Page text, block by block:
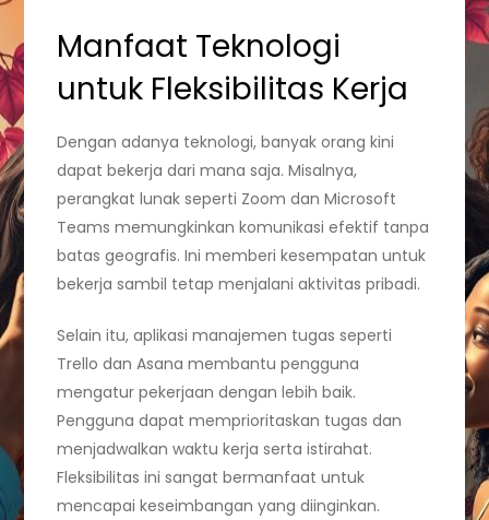
Manfaat Teknologi
untuk Fleksibilitas Kerja
Dengan adanya teknologi, banyak orang kini
dapat bekerja dari mana saja. Misalnya,
perangkat lunak seperti Zoom dan Microsoft
Teams memungkinkan komunikasi efektif tanpa
batas geografis. Ini memberi kesempatan untuk
bekerja sambil tetap menjalani aktivitas pribadi.
Selain itu, aplikasi manajemen tugas seperti
Trello dan Asana membantu pengguna
mengatur pekerjaan dengan lebih baik.
Pengguna dapat memprioritaskan tugas dan
menjadwalkan waktu kerja serta istirahat.
Fleksibilitas ini sangat bermanfaat untuk
mencapai keseimbangan yang diinginkan.